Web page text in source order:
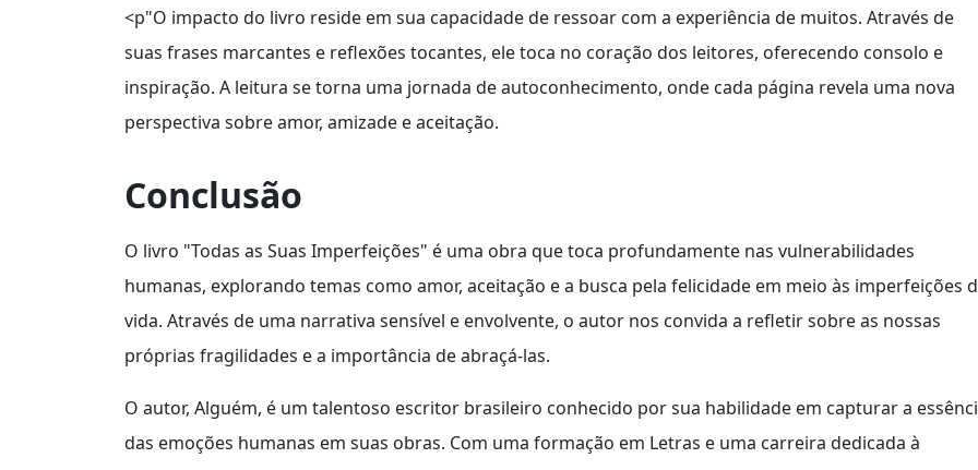
<p"O impacto do livro reside em sua capacidade de ressoar com a experiência de muitos. Através de
suas frases marcantes e reflexões tocantes, ele toca no coração dos leitores, oferecendo consolo e
inspiração. A leitura se torna uma jornada de autoconhecimento, onde cada página revela uma nova
perspectiva sobre amor, amizade e aceitação.
Conclusão
O livro "Todas as Suas Imperfeições" é uma obra que toca profundamente nas vulnerabilidades
humanas, explorando temas como amor, aceitação e a busca pela felicidade em meio às imperfeições
vida. Através de uma narrativa sensível e envolvente, o autor nos convida a refletir sobre as nossas
próprias fragilidades e a importância de abraçá-las.
O autor, Alguém, é um talentoso escritor brasileiro conhecido por sua habilidade em capturar a
das emoções humanas em suas obras. Com uma formação em Letras e uma carreira dedicada à